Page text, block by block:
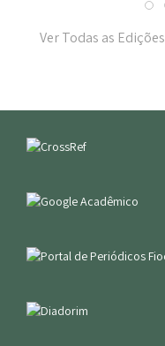
Ver Todas as Edições